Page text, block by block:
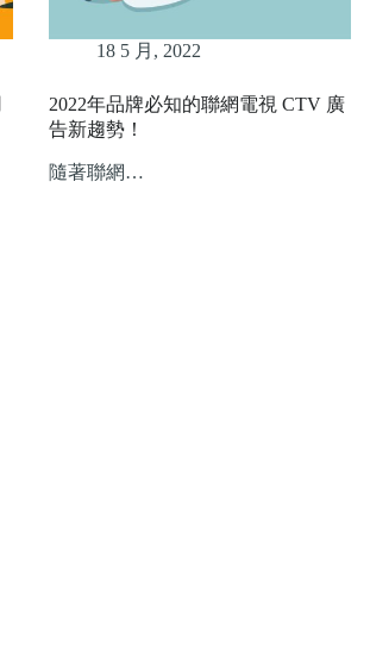
18 5 月, 2022
2022年品牌必知的聯網電視 CTV 廣
告新趨勢！
隨著聯網…